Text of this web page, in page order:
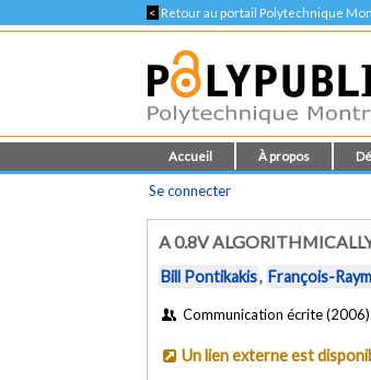
< Retour au portail Polytechnique
Accueil À propos
Se connecter
A 0.8V
Bill Pontikakis, François-
Communication écrite (2006)
Un lien externe est